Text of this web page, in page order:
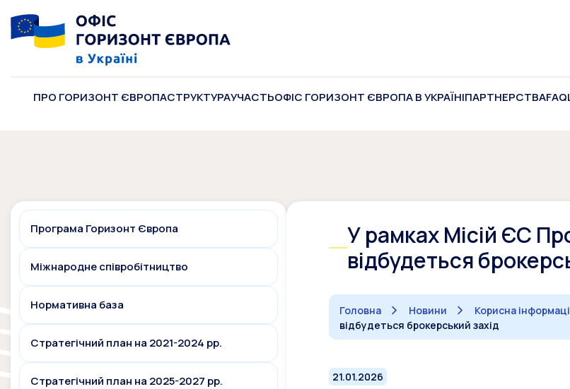
ПРО ГОРИЗОНТ ЄВРОПАСТРУКТУРАУЧАСТЬОФІС ГОРИЗОНТ ЄВРОПА В УКРАЇНІПАРТНЕРСТВАFAQ
Програма Горизонт Європа
Міжнародне співробітництво
Нормативна база
Стратегічний план на 2021-2024 рр.
Стратегічний план на 2025-2027 рр.
У рамках Місій ЄС
відбудеться
Головна Новини Корисна
відбудеться брокерський захід
21.01.2026